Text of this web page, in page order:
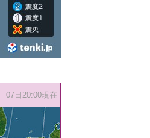
07日20:00現在